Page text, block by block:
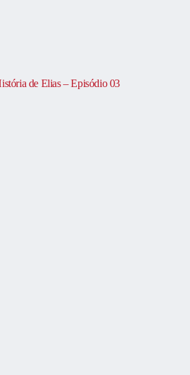
de Elias – Episódio 03